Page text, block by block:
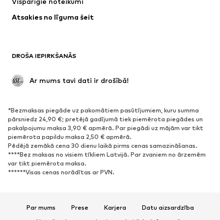
Apakšveļa
Mēteļi
Svinības
Ekskluzīvi
APAVI
Jaunumi
Šobrīd populāri
Brīvā laika apavi
Puszābaki
Augstpapēžu apavi
Sandales
Kurpes
Atsakies no līguma šeit
DROŠA IEPIRKŠANĀS
Ar mums tavi dati ir drošībā!
*Bezmaksas piegāde uz pakomātiem pasūtījumiem, kuru summa
pārsniedz 24,90 €; pretējā gadījumā tiek piemērota piegādes un
pakalpojumu maksa 3,90 € apmērā. Par piegādi uz mājām var tikt
piemērota papildu maksa 2,50 € apmērā.
Pēdējā zemākā cena 30 dienu laikā pirms cenas samazināšanas.
****Bez maksas no visiem tīkliem Latvijā. Par zvaniem no ārzemēm
var tikt piemērota maksa.
******Visas cenas norādītas ar PVN.
Par mums Prese Karjera
Datu aizsardzība